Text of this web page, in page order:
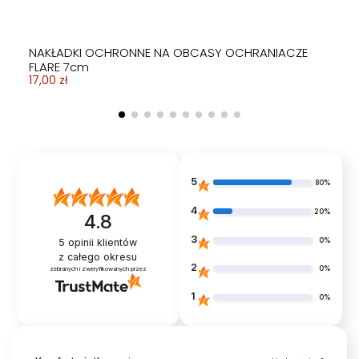
NAKŁADKI OCHRONNE NA OBCASY OCHRANIACZE
FLARE 7cm
17,00 zł
4.8
5 opinii klientów
z całego okresu
zebranych i zweryfikowanych przez
5 80%
4 20%
3 0%
2 0%
1 0%